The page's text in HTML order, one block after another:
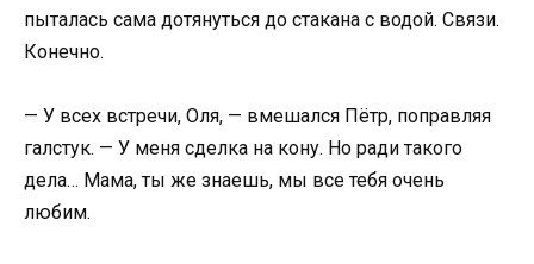
пыталась сама дотянуться до стакана с водой. Связи.
Конечно.
— У всех встречи, Оля, — вмешался Пётр, поправляя
галстук. — У меня сделка на кону. Но ради такого
дела… Мама, ты же знаешь, мы все тебя очень
любим.